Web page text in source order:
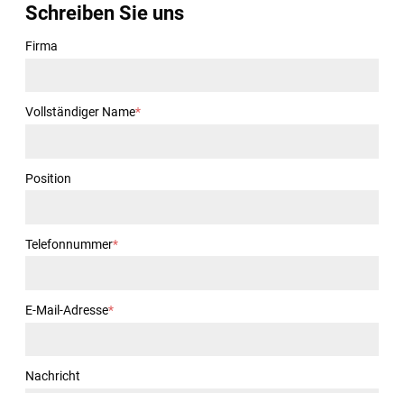
Schreiben Sie uns
Firma
Vollständiger Name*
Position
Telefonnummer*
E-Mail-Adresse*
Nachricht